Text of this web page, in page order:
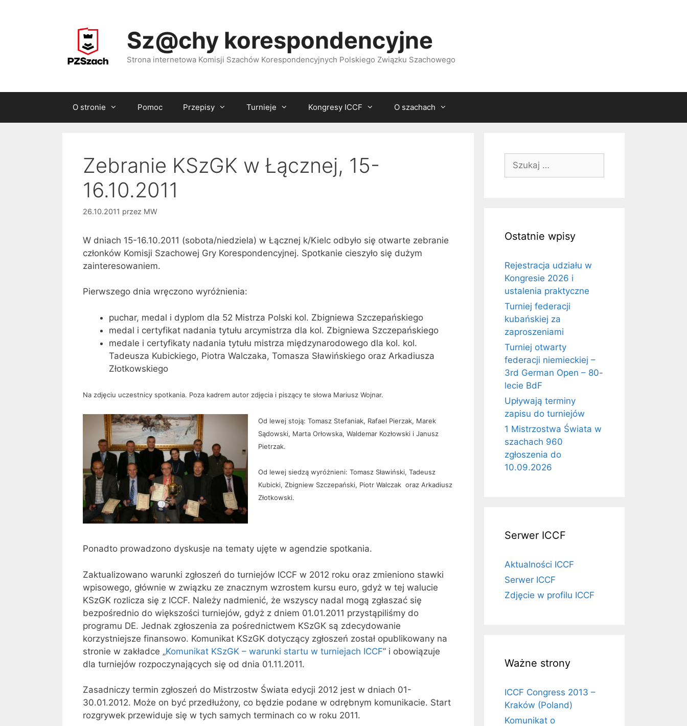
Sz@chy korespondencyjne
Strona internetowa Komisji Szachów Korespondencyjnych Polskiego Związku Szachowego
O stronie Pomoc Przepisy Turnieje Kongresy ICCF O szachach
Zebranie KSzGK w Łącznej, 15-
16.10.2011
26.10.2011 przez MW
W dniach 15-16.10.2011 (sobota/niedziela) w Łącznej k/Kielc odbyło się otwarte zebranie
członków Komisji Szachowej Gry Korespondencyjnej. Spotkanie cieszyło się dużym
zainteresowaniem.
Pierwszego dnia wręczono wyróżnienia:
puchar, medal i dyplom dla 52 Mistrza Polski kol. Zbigniewa Szczepańskiego
medal i certyfikat nadania tytułu arcymistrza dla kol. Zbigniewa Szczepańskiego
medale i certyfikaty nadania tytułu mistrza międzynarodowego dla kol. kol.
Tadeusza Kubickiego, Piotra Walczaka, Tomasza Sławińskiego oraz Arkadiusza
Złotkowskiego
Na zdjęciu uczestnicy spotkania. Poza kadrem autor zdjęcia i piszący te słowa Mariusz Wojnar.
Od lewej stoją: Tomasz Stefaniak, Rafael Pierzak, Marek
Sądowski, Marta Orłowska, Waldemar Kozłowski i Janusz
Pietrzak.
Od lewej siedzą wyróżnieni: Tomasz Sławiński, Tadeusz
Kubicki, Zbigniew Szczepański, Piotr Walczak oraz Arkadiusz
Złotkowski.
Ponadto prowadzono dyskusje na tematy ujęte w agendzie spotkania.
Zaktualizowano warunki zgłoszeń do turniejów ICCF w 2012 roku oraz zmieniono stawki
wpisowego, głównie w związku ze znacznym wzrostem kursu euro, gdyż w tej walucie
KSzGK rozlicza się z ICCF. Należy nadmienić, że wszyscy nadal mogą zgłaszać się
bezpośrednio do większości turniejów, gdyż z dniem 01.01.2011 przystąpiliśmy do
programu DE. Jednak zgłoszenia za pośrednictwem KSzGK są zdecydowanie
korzystniejsze finansowo. Komunikat KSzGK dotyczący zgłoszeń został opublikowany na
stronie w zakładce „Komunikat KSzGK – warunki startu w turniejach ICCF” i obowiązuje
dla turniejów rozpoczynających się od dnia 01.11.2011.
Zasadniczy termin zgłoszeń do Mistrzostw Świata edycji 2012 jest w dniach 01-
30.01.2012. Może on być przedłużony, co będzie podane w odrębnym komunikacie. Start
rozgrywek przewiduje się w tych samych terminach co w roku 2011.
Ostatnie wpisy
Rejestracja udziału w
Kongresie 2026 i
ustalenia praktyczne
Turniej federacji
kubańskiej za
zaproszeniami
Turniej otwarty
federacji niemieckiej –
3rd German Open – 80-
lecie BdF
Upływają terminy
zapisu do turniejów
1 Mistrzostwa Świata w
szachach 960
zgłoszenia do
10.09.2026
Serwer ICCF
Aktualności ICCF
Serwer ICCF
Zdjęcie w profilu ICCF
Ważne strony
ICCF Congress 2013 –
Kraków (Poland)
Komunikat o